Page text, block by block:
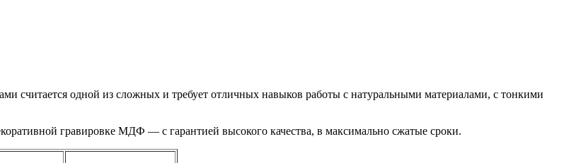
считается одной из сложных и требует отличных навыков работы с натуральными материалами, с тонкими
гравировке МДФ — с гарантией высокого качества, в максимально сжатые сроки.